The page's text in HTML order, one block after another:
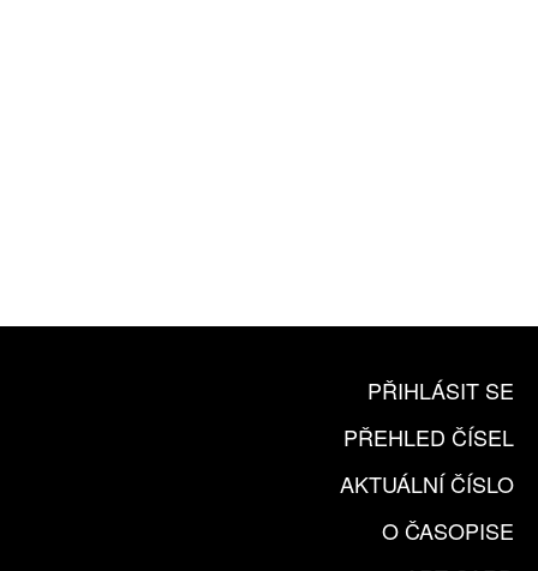
PŘIHLÁSIT SE
PŘEHLED ČÍSEL
AKTUÁLNÍ ČÍSLO
O ČASOPISE